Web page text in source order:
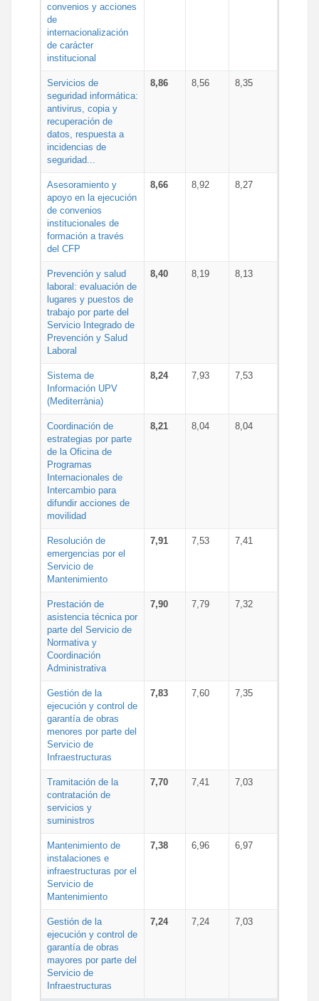
convenios y acciones
de
internacionalización
de carácter
institucional
Servicios de
seguridad informática:
antivirus, copia y
recuperación de
datos, respuesta a
incidencias de
seguridad...
8,86 8,56 8,35
Asesoramiento y
apoyo en la ejecución
de convenios
institucionales de
formación a través
del CFP
8,66 8,92 8,27
Prevención y salud
laboral: evaluación de
lugares y puestos de
trabajo por parte del
Servicio Integrado de
Prevención y Salud
Laboral
8,40 8,19 8,13
Sistema de
Información UPV
(Mediterrània)
8,24 7,93 7,53
Coordinación de
estrategias por parte
de la Oficina de
Programas
Internacionales de
Intercambio para
difundir acciones de
movilidad
8,21 8,04 8,04
Resolución de
emergencias por el
Servicio de
Mantenimiento
7,91 7,53 7,41
Prestación de
asistencia técnica por
parte del Servicio de
Normativa y
Coordinación
Administrativa
7,90 7,79 7,32
Gestión de la
ejecución y control de
garantía de obras
menores por parte del
Servicio de
Infraestructuras
7,83 7,60 7,35
Tramitación de la
contratación de
servicios y
suministros
7,70 7,41 7,03
Mantenimiento de
instalaciones e
infraestructuras por el
Servicio de
Mantenimiento
7,38 6,96 6,97
Gestión de la
ejecución y control de
garantía de obras
mayores por parte del
Servicio de
Infraestructuras
7,24 7,24 7,03